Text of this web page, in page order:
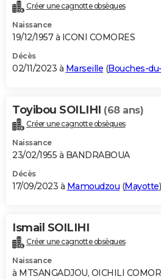
Créer une cagnotte obsèques
Naissance
19/12/1957 à ICONI COMORES
Décès
02/11/2023 à Marseille (Bouches-
Toyibou SOILIHI (68 ans)
Créer une cagnotte obsèques
Naissance
23/02/1955 à BANDRABOUA
Décès
17/09/2023 à Mamoudzou (Mayotte)
Ismail SOILIHI
Créer une cagnotte obsèques
Naissance
à MTSANGADJOU, OICHILI